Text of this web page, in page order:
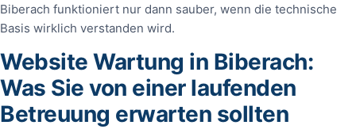
Biberach funktioniert nur dann sauber, wenn die technische
Basis wirklich verstanden wird.
Website Wartung in Biberach:
Was Sie von einer laufenden
Betreuung erwarten sollten